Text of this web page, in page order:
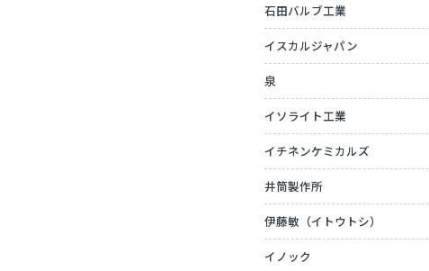
石田バルブ工業
イスカルジャパン
泉
イソライト工業
イチネンケミカルズ
井筒製作所
伊藤敏（イトウトシ）
イノック